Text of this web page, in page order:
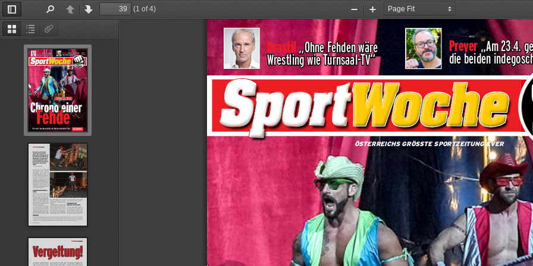
ThumbnailsDocument
Outline
Toggle
Sidebar
PreviousNext
(1 of 4)
Zoom
Out
Zoom
In
Drastil „Ohne Fehden wäre
Wrestling wie Turnsaal-TV“
Preyer „Am 23.4.
die beiden
ÖSTERREICHS GRÖSSTE SPORTZEITUNG EVER